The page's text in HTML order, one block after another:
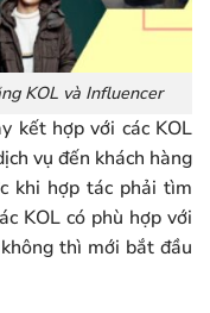
KOL và Influencer
kết hợp với các KOL
vụ đến khách hàng
khi hợp tác phải tìm
KOL có phù hợp với
thì mới bắt đầu